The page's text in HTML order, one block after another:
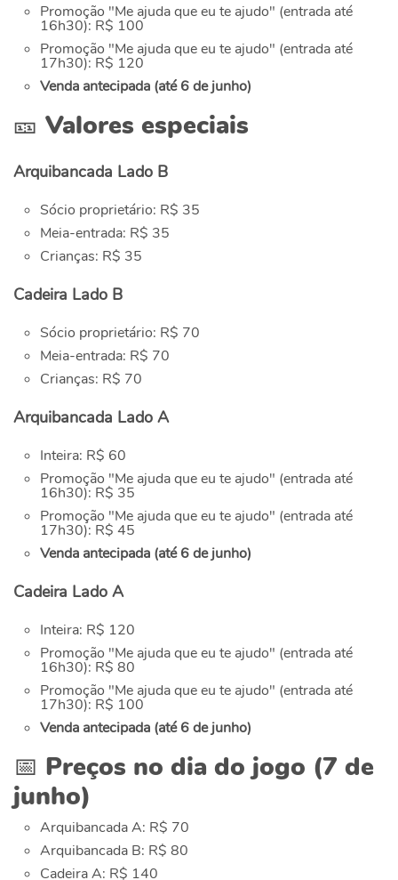
Promoção "Me ajuda que eu te ajudo" (entrada até
16h30): R$ 100
Promoção "Me ajuda que eu te ajudo" (entrada até
17h30): R$ 120
Venda antecipada (até 6 de junho)
🎫 Valores especiais
Arquibancada Lado B
Sócio proprietário: R$ 35
Meia-entrada: R$ 35
Crianças: R$ 35
Cadeira Lado B
Sócio proprietário: R$ 70
Meia-entrada: R$ 70
Crianças: R$ 70
Arquibancada Lado A
Inteira: R$ 60
Promoção "Me ajuda que eu te ajudo" (entrada até
16h30): R$ 35
Promoção "Me ajuda que eu te ajudo" (entrada até
17h30): R$ 45
Venda antecipada (até 6 de junho)
Cadeira Lado A
Inteira: R$ 120
Promoção "Me ajuda que eu te ajudo" (entrada até
16h30): R$ 80
Promoção "Me ajuda que eu te ajudo" (entrada até
17h30): R$ 100
Venda antecipada (até 6 de junho)
📅 Preços no dia do jogo (7 de
junho)
Arquibancada A: R$ 70
Arquibancada B: R$ 80
Cadeira A: R$ 140